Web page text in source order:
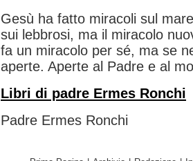
Gesù ha fatto miracoli sul
sui lebbrosi, ma il miracolo
fa un miracolo per sé, ma se
aperte. Aperte al Padre e al
Libri di padre Ermes Ronchi
Padre Ermes Ronchi